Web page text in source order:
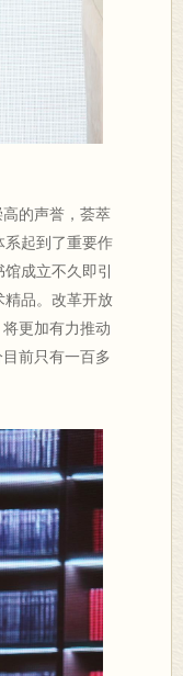
的声誉，荟萃
系起到了重要作
成立不久即引
精品。改革开放
更加有力推动
前只有一百多